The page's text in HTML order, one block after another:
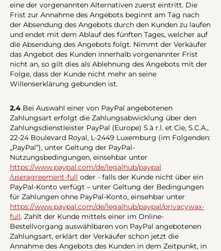
eine der vorgenannten Alternativen zuerst eintritt. Die
Frist zur Annahme des Angebots beginnt am Tag nach
der Absendung des Angebots durch den Kunden zu laufen
und endet mit dem Ablauf des fünften Tages, welcher auf
die Absendung des Angebots folgt. Nimmt der Verkäufer
das Angebot des Kunden innerhalb vorgenannter Frist
nicht an, so gilt dies als Ablehnung des Angebots mit der
Folge, dass der Kunde nicht mehr an seine
Willenserklärung gebunden ist.
2.4 Bei Auswahl einer von PayPal angebotenen
Zahlungsart erfolgt die Zahlungsabwicklung über den
Zahlungsdienstleister PayPal (Europe) S.à r.l. et Cie, S.C.A.,
22-24 Boulevard Royal, L-2449 Luxemburg (im Folgenden:
„PayPal“), unter Geltung der PayPal-
Nutzungsbedingungen, einsehbar unter
https://www.paypal.com/de/legalhub/paypal
/useragreement-full oder - falls der Kunde nicht über ein
PayPal-Konto verfügt – unter Geltung der Bedingungen
für Zahlungen ohne PayPal-Konto, einsehbar unter
https://www.paypal.com/de/legalhub/paypal/privacywax-
full. Zahlt der Kunde mittels einer im Online-
Bestellvorgang auswählbaren von PayPal angebotenen
Zahlungsart, erklärt der Verkäufer schon jetzt die
Annahme des Angebots des Kunden in dem Zeitpunkt, in